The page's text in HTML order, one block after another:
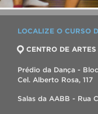
LOCALIZE O CURSO
CENTRO DE ARTES
Prédio da Dança -
Cel. Alberto Rosa, 117
Salas da AABB - Rua